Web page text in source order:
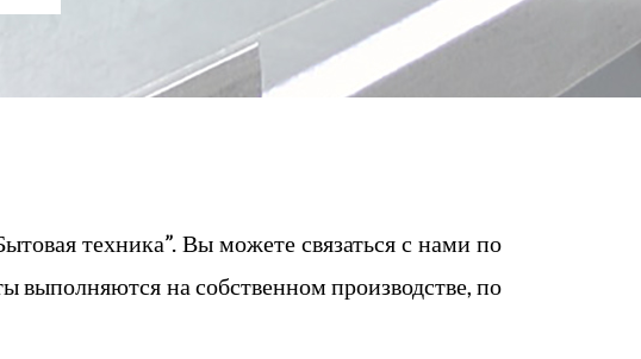
техника”. Вы можете связаться с нами по
выполняются на собственном производстве, по